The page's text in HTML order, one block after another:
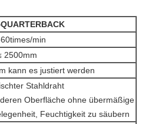
min
2500mm
kann es justiert werden
Stahldraht
Oberfläche ohne übermäßige
Feuchtigkeit zu säubern